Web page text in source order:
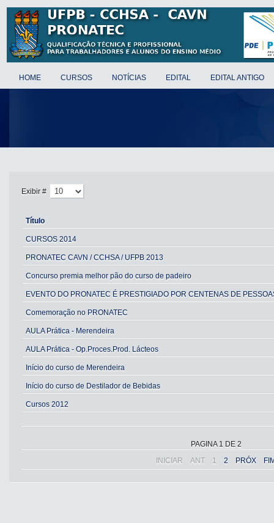
HOME CURSOS NOTÍCIAS EDITAL EDITAL ANTIGO
Exibir #
Título
CURSOS 2014
PRONATEC CAVN / CCHSA / UFPB 2013
Concurso premia melhor pão do curso de padeiro
EVENTO DO PRONATEC É PRESTIGIADO POR CENTENAS DE
Comemoração no PRONATEC
AULA Prática - Merendeira
AULA Prática - Op.Proces.Prod. Lácteos
Início do curso de Merendeira
Início do curso de Destilador de Bebidas
Cursos 2012
PAGINA 1 DE 2
INICIAR
ANT 1 2 PRÓX